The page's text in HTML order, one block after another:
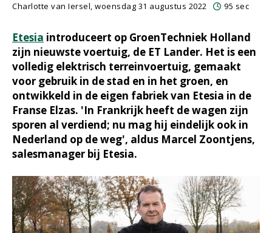
Charlotte van Iersel, woensdag 31 augustus 2022 95 sec
Etesia introduceert op GroenTechniek Holland
zijn nieuwste voertuig, de ET Lander. Het is een
volledig elektrisch terreinvoertuig, gemaakt
voor gebruik in de stad en in het groen, en
ontwikkeld in de eigen fabriek van Etesia in de
Franse Elzas. 'In Frankrijk heeft de wagen zijn
sporen al verdiend; nu mag hij eindelijk ook in
Nederland op de weg', aldus Marcel Zoontjens,
salesmanager bij Etesia.